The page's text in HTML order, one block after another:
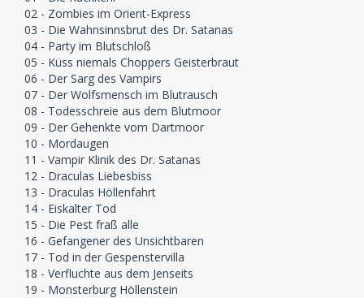
02 - Zombies im Orient-Express
03 - Die Wahnsinnsbrut des Dr. Satanas
04 - Party im Blutschloß
05 - Küss niemals Choppers Geisterbraut
06 - Der Sarg des Vampirs
07 - Der Wolfsmensch im Blutrausch
08 - Todesschreie aus dem Blutmoor
09 - Der Gehenkte vom Dartmoor
10 - Mordaugen
11 - Vampir Klinik des Dr. Satanas
12 - Draculas Liebesbiss
13 - Draculas Höllenfahrt
14 - Eiskalter Tod
15 - Die Pest fraß alle
16 - Gefangener des Unsichtbaren
17 - Tod in der Gespenstervilla
18 - Verfluchte aus dem Jenseits
19 - Monsterburg Höllenstein